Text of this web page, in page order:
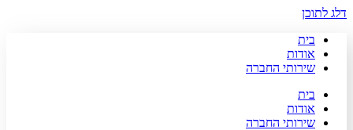
דלג לתוכן
בית
אודות
שירותי החברה
בית
אודות
שירותי החברה